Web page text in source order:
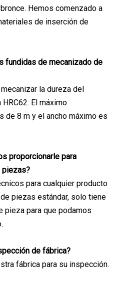
Hemos comenzado a
de inserción de
fundidas de mecanizado de
mecanizar la dureza del
El máximo
de 8 m y el ancho máximo es
proporcionarle para
piezas?
para cualquier producto
piezas estándar, solo tiene
pieza para que podamos
de fábrica?
fábrica para su inspección.